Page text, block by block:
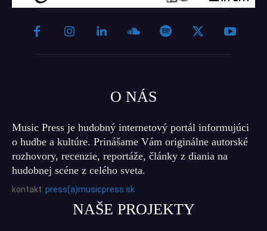
O NÁS
Music Press je hudobný internetový portál informujúci
o hudbe a kultúre. Prinášame Vám originálne autorské
rozhovory, recenzie, reportáže, články z diania na
hudobnej scéne z celého sveta.
kontakt: press(a)musicpress.sk
NAŠE PROJEKTY